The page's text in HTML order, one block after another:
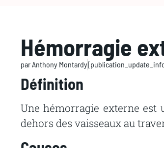
Hémorragie
parAnthony Montardy
Définition
Une hémorragie externe est
dehors des vaisseaux au